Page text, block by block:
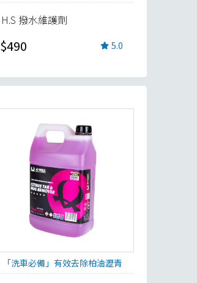
H.S 撥水維護劑
$490 5.0
「洗車必備」有效去除柏油瀝青